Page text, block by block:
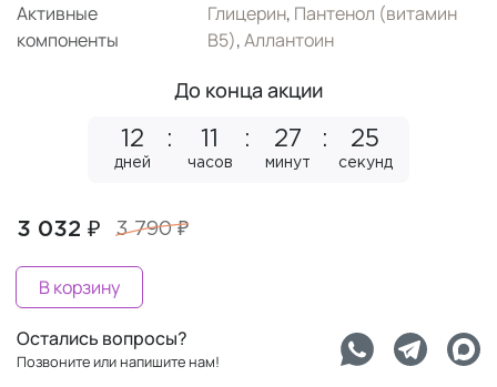
Активные
компоненты
Глицерин, Пантенол (витамин
B5),Аллантоин
До конца акции
12
дней часов
27
минут
24
секунды
3 032 ₽ 3 790 ₽
В корзину
Остались вопросы?
Позвоните или напишите нам!